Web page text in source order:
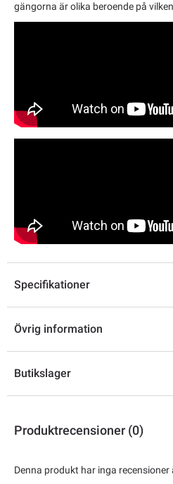
gängorna är olika beroende på
Specifikationer
Övrig information
Butikslager
Produktrecensioner (0)
Denna produkt har inga recensioner